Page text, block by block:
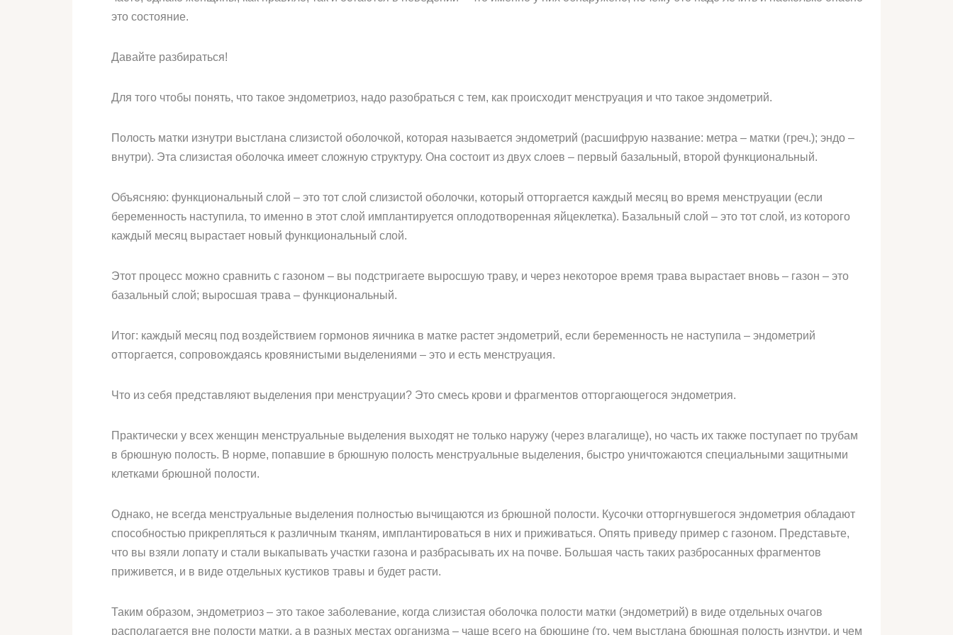
это состояние.
Давайте разбираться!
Для того чтобы понять, что такое эндометриоз, надо разобраться с тем, как происходит менструация и что такое эндометрий.
Полость матки изнутри выстлана слизистой оболочкой, которая называется эндометрий (расшифрую название: метра – матки (греч.); эндо –
внутри). Эта слизистая оболочка имеет сложную структуру. Она состоит из двух слоев – первый базальный, второй функциональный.
Объясняю: функциональный слой – это тот слой слизистой оболочки, который отторгается каждый месяц во время менструации (если
беременность наступила, то именно в этот слой имплантируется оплодотворенная яйцеклетка). Базальный слой – это тот слой, из которого
каждый месяц вырастает новый функциональный слой.
Этот процесс можно сравнить с газоном – вы подстригаете выросшую траву, и через некоторое время трава вырастает вновь – газон – это
базальный слой; выросшая трава – функциональный.
Итог: каждый месяц под воздействием гормонов яичника в матке растет эндометрий, если беременность не наступила – эндометрий
отторгается, сопровождаясь кровянистыми выделениями – это и есть менструация.
Что из себя представляют выделения при менструации? Это смесь крови и фрагментов отторгающегося эндометрия.
Практически у всех женщин менструальные выделения выходят не только наружу (через влагалище), но часть их также поступает по трубам
в брюшную полость. В норме, попавшие в брюшную полость менструальные выделения, быстро уничтожаются специальными защитными
клетками брюшной полости.
Однако, не всегда менструальные выделения полностью вычищаются из брюшной полости. Кусочки отторгнувшегося эндометрия обладают
способностью прикрепляться к различным тканям, имплантироваться в них и приживаться. Опять приведу пример с газоном. Представьте,
что вы взяли лопату и стали выкапывать участки газона и разбрасывать их на почве. Большая часть таких разбросанных фрагментов
приживется, и в виде отдельных кустиков травы и будет расти.
Таким образом, эндометриоз – это такое заболевание, когда слизистая оболочка полости матки (эндометрий) в виде отдельных очагов
располагается вне полости матки, а в разных местах организма – чаще всего на брюшине (то, чем выстлана брюшная полость изнутри, и чем